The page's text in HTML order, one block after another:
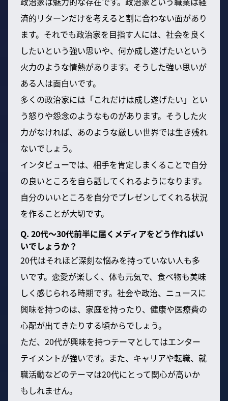
済的リターンだけを考えると割に合わない面があり
ます。それでも政治家を目指す人には、社会を良く
したいという強い思いや、何か成し遂げたいという
火力のような情熱があります。そうした強い思いが
ある人は面白いです。
多くの政治家には「これだけは成し遂げたい」とい
う怒りや怨念のようなものがあります。そうした火
力がなければ、あのような厳しい世界では生き残れ
ないでしょう。
インタビューでは、相手を肯定しまくることで自分
の良いところを自ら話してくれるようになります。
自分のいいところを自分でプレゼンしてくれる状況
を作ることが大切です。
Q. 20代〜30代前半に届くメディアをどう作ればい
いでしょうか？
20代はそれほど深刻な悩みを持っていない人も多
いです。恋愛が楽しく、体も元気で、食べ物も美味
しく感じられる時期です。社会や政治、ニュースに
興味を持つのは、家庭を持ったり、健康や医療費の
心配が出てきたりする頃からでしょう。
ただ、20代が興味を持つテーマとしてはエンター
テイメントが強いです。また、キャリアや転職、就
職活動などのテーマは20代にとって関心が高いか
もしれません。